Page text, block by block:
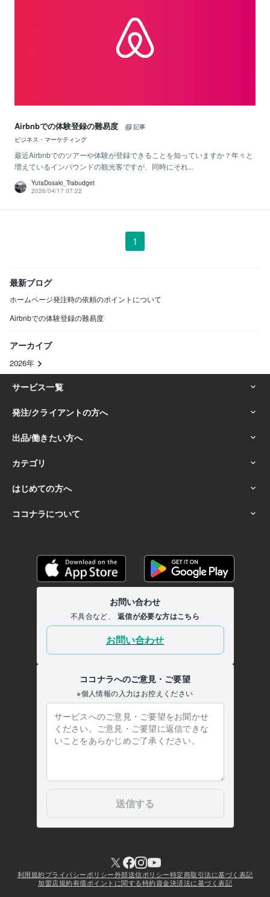
Airbnbでの体験登録の難易度
記事
ビジネス・マーケティング
最近Airbnbでのツアーや体験が登録できることを知っていますか？年々と
増えているインバウンドの観光客ですが、同時にそれ...
YutaDosaki_Trabudget
2026/04/17 07:22
1
最新ブログ
ホームページ発注時の依頼のポイントについて
Airbnbでの体験登録の難易度
アーカイブ
2026年